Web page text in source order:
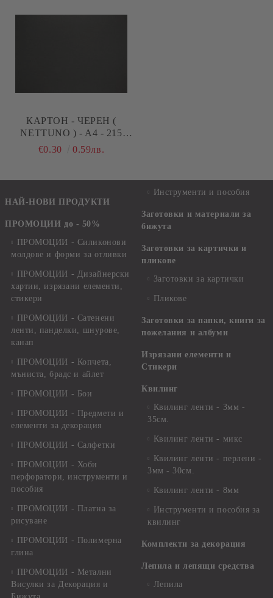
КАРТОН - ЧЕРЕН (
NETTUNO ) - A4 - 215
G/M²
€0.30 0.59лв.
НАЙ-НОВИ ПРОДУКТИ
ПРОМОЦИИ до - 50%
ПРОМОЦИИ - Силиконови
молдове и форми за отливки
ПРОМОЦИИ - Дизайнерски
хартии, изрязани елементи,
стикери
ПРОМОЦИИ - Сатенени
ленти, панделки, шнурове,
канап
ПРОМОЦИИ - Копчета,
мъниста, брадс и айлет
ПРОМОЦИИ - Бои
ПРОМОЦИИ - Предмети и
елементи за декорация
ПРОМОЦИИ - Салфетки
ПРОМОЦИИ - Хоби
перфоратори, инструменти и
пособия
ПРОМОЦИИ - Платна за
рисуване
ПРОМОЦИИ - Полимерна
глина
ПРОМОЦИИ - Метални
Висулки за Декорация и
Инструменти и пособия
Заготовки и материали за
бижута
Заготовки за картички и
пликове
Заготовки за картички
Пликове
Заготовки за папки, книги за
пожелания и албуми
Изрязани елементи и
Стикери
Квилинг
Квилинг ленти - 3мм -
35см.
Квилинг ленти - микс
Квилинг ленти - перлени -
3мм - 30см.
Квилинг ленти - 8мм
Инструменти и пособия за
квилинг
Комплекти за декорация
Лепила и лепящи средства
Лепила